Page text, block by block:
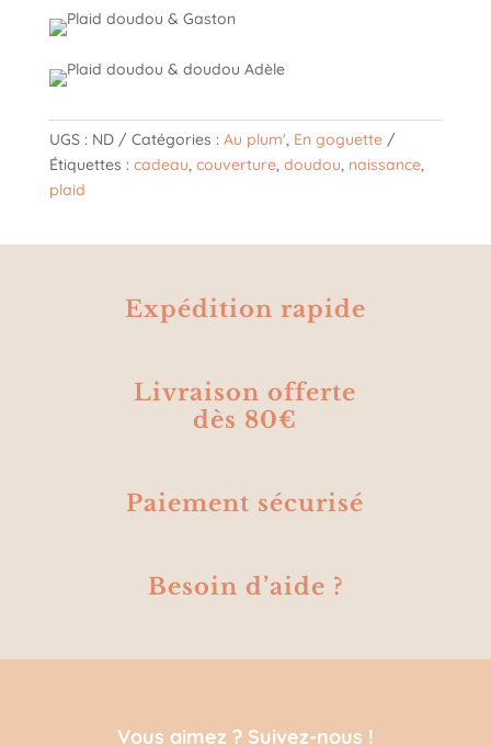
UGS : ND Catégories : Au plum', En goguette
Étiquettes : cadeau, couverture, doudou, naissance,
plaid
Expédition rapide
Livraison offerte
dès 80€
Paiement sécurisé
Besoin d’aide ?
Vous aimez ? Suivez-nous !